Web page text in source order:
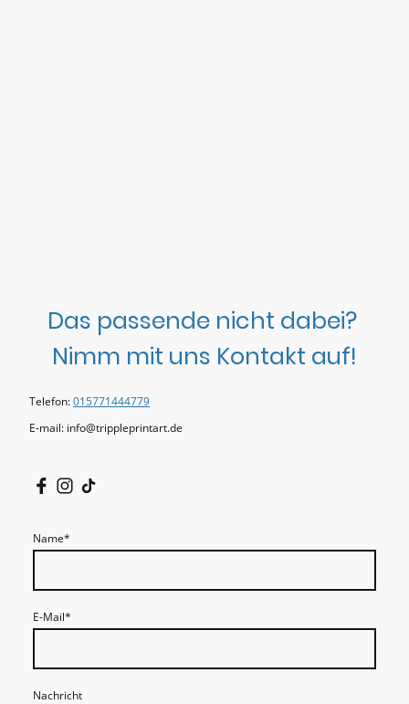
Das passende nicht dabei?
Nimm mit uns Kontakt auf!
Telefon:015771444779
E-mail: info@trippleprintart.de
Name*
E-Mail*
Nachricht